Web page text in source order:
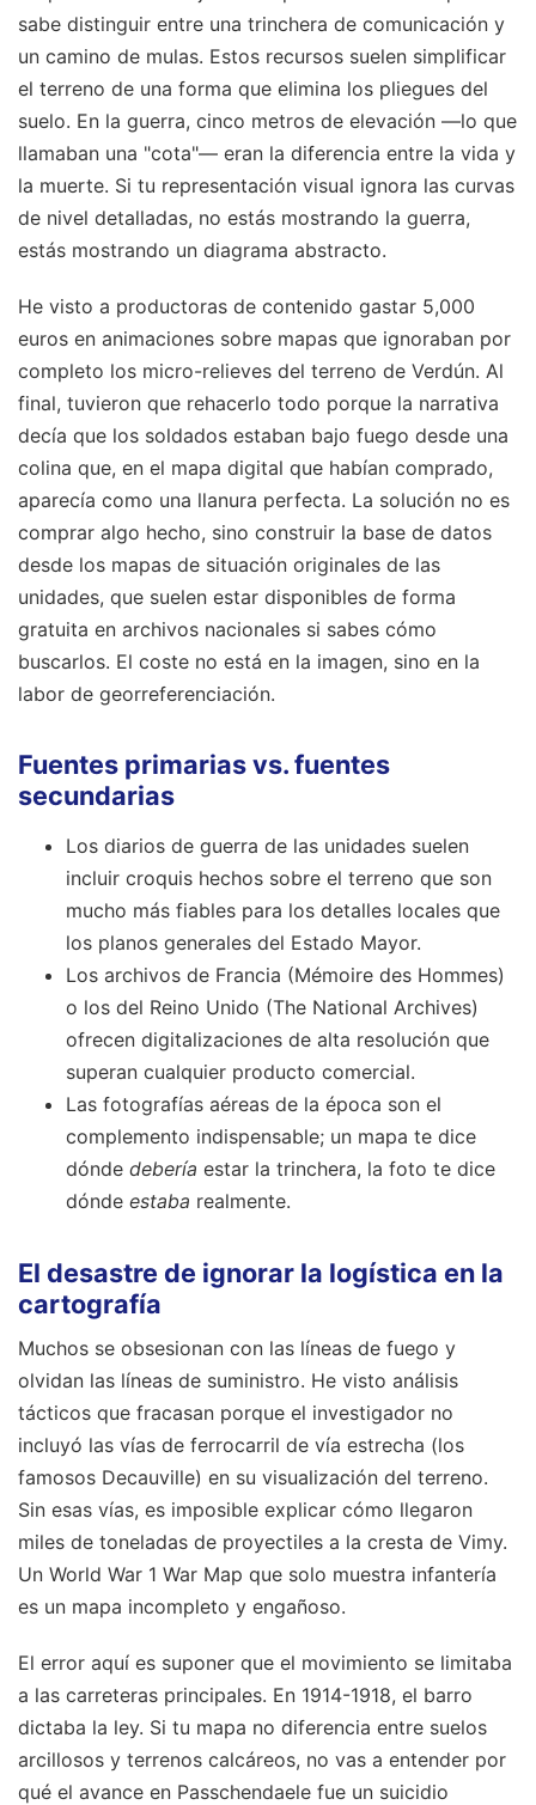
sabe distinguir entre una trinchera de comunicación y
un camino de mulas. Estos recursos suelen simplificar
el terreno de una forma que elimina los pliegues del
suelo. En la guerra, cinco metros de elevación —lo que
llamaban una "cota"— eran la diferencia entre la vida y
la muerte. Si tu representación visual ignora las curvas
de nivel detalladas, no estás mostrando la guerra,
estás mostrando un diagrama abstracto.
He visto a productoras de contenido gastar 5,000
euros en animaciones sobre mapas que ignoraban por
completo los micro-relieves del terreno de Verdún. Al
final, tuvieron que rehacerlo todo porque la narrativa
decía que los soldados estaban bajo fuego desde una
colina que, en el mapa digital que habían comprado,
aparecía como una llanura perfecta. La solución no es
comprar algo hecho, sino construir la base de datos
desde los mapas de situación originales de las
unidades, que suelen estar disponibles de forma
gratuita en archivos nacionales si sabes cómo
buscarlos. El coste no está en la imagen, sino en la
labor de georreferenciación.
Fuentes primarias vs. fuentes
secundarias
Los diarios de guerra de las unidades suelen
incluir croquis hechos sobre el terreno que son
mucho más fiables para los detalles locales que
los planos generales del Estado Mayor.
Los archivos de Francia (Mémoire des Hommes)
o los del Reino Unido (The National Archives)
ofrecen digitalizaciones de alta resolución que
superan cualquier producto comercial.
Las fotografías aéreas de la época son el
complemento indispensable; un mapa te dice
dónde debería estar la trinchera, la foto te dice
dónde estaba realmente.
El desastre de ignorar la logística en la
cartografía
Muchos se obsesionan con las líneas de fuego y
olvidan las líneas de suministro. He visto análisis
tácticos que fracasan porque el investigador no
incluyó las vías de ferrocarril de vía estrecha (los
famosos Decauville) en su visualización del terreno.
Sin esas vías, es imposible explicar cómo llegaron
miles de toneladas de proyectiles a la cresta de Vimy.
Un World War 1 War Map que solo muestra infantería
es un mapa incompleto y engañoso.
El error aquí es suponer que el movimiento se limitaba
a las carreteras principales. En 1914-1918, el barro
dictaba la ley. Si tu mapa no diferencia entre suelos
arcillosos y terrenos calcáreos, no vas a entender por
qué el avance en Passchendaele fue un suicidio